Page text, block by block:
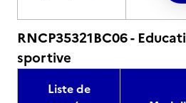
RNCP35321BC06 -
sportive
Liste de